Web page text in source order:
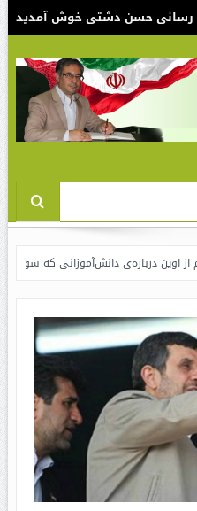
رسانی حسن دشتی خوش آمدید
دانش‌آموزانی که سوختند نقدی بر